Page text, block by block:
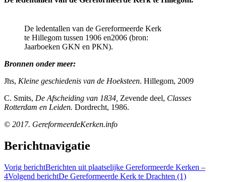
De ledentallen van de Gereformeerde Kerk
te Hillegom tussen 1906 en2006 (bron:
Jaarboeken GKN en PKN).
Bronnen onder meer:
Jhs, Kleine geschiedenis van de Hoeksteen. Hillegom, 2009
C. Smits, De Afscheiding van 1834, Zevende deel, Classes
Rotterdam en Leiden. Dordrecht, 1986.
© 2017. GereformeerdeKerken.info
Berichtnavigatie
Vorig berichtBerichten uit plaatselijke Gereformeerde Kerken –
4Volgend berichtDe Gereformeerde Kerk te Drachten (1)